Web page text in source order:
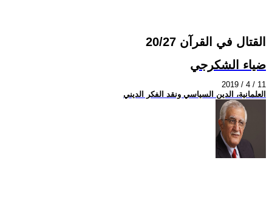
القتال في القرآن 20/27
ضياء الشكرجي
2019 / 4 / 11
العلمانية، الدين السياسي ونقد الفكر الديني